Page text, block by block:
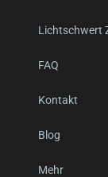
Lichtschwert
FAQ
Kontakt
Blog
Mehr